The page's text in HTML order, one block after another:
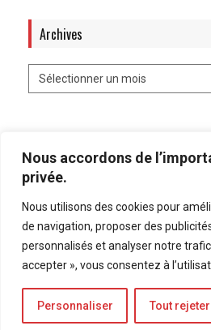
Nous accordons de
privée.
Nous utilisons des cookies pour
de navigation, proposer des
personnalisés et analyser notre
accepter », vous consentez à
Personnaliser Tout rejeter
Archives
Mentions légales Politique de
Bluesky
LinkedIn
Twitter
© Forces Operations Blog